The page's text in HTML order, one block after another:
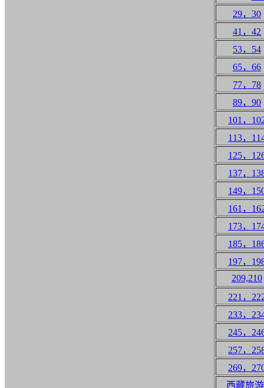
29，30
41，42
53，54
65，66
77，78
89，90
101，
113，
125，
137，
149，
161，
173，
185，
197，
209,210
221，
233，
245，
257，
269，
西藏旅